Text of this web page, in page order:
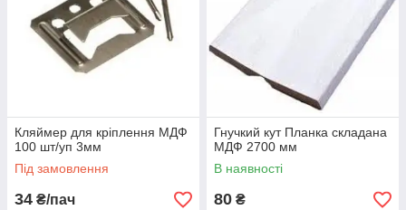
Кляймер для кріплення МДФ
100 шт/уп 3мм
Під замовлення
34 ₴/пач
Гнучкий кут Планка складана
МДФ 2700 мм
В наявності
80 ₴